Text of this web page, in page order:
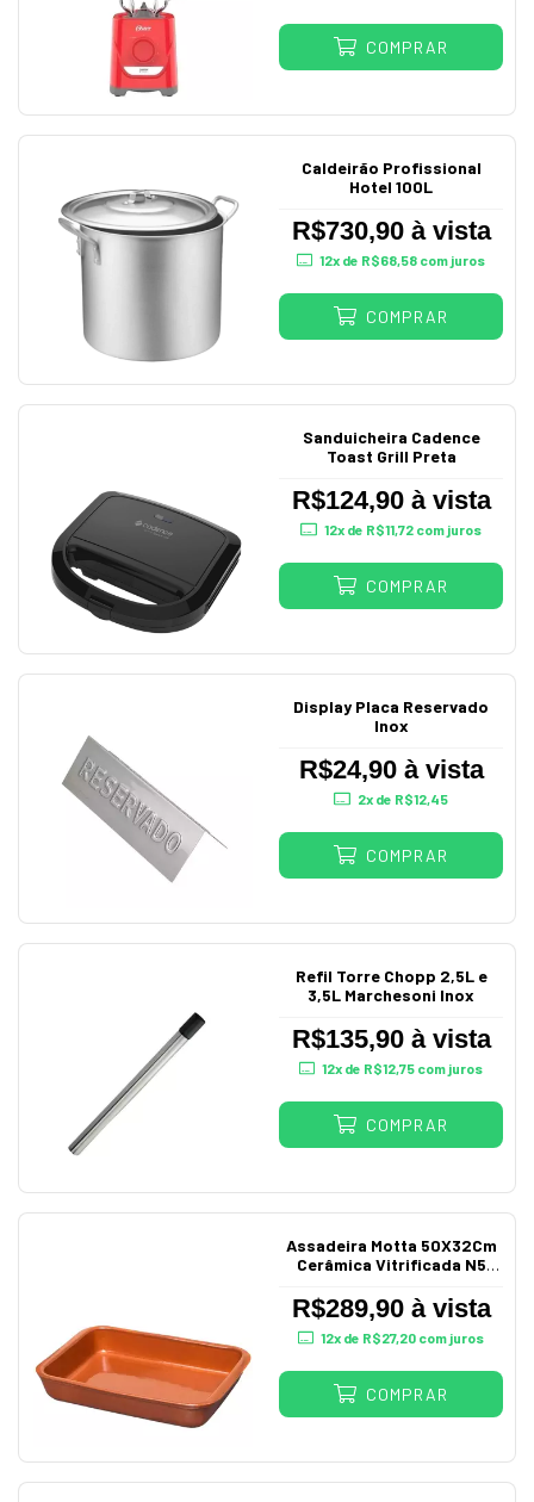
COMPRAR
Caldeirão Profissional
Hotel 100L
R$730,90 à vista
12x de R$68,58 com juros
COMPRAR
Sanduicheira Cadence
Toast Grill Preta
R$124,90 à vista
12x de R$11,72com juros
COMPRAR
Display Placa Reservado
Inox
R$24,90 à vista
2x de R$12,45
COMPRAR
Refil Torre Chopp 2,5L e
3,5L Marchesoni Inox
R$135,90 à vista
12x de R$12,75 com juros
COMPRAR
Assadeira Motta 50X32Cm
Cerâmica Vitrificada N5
R$289,90 à vista
12x de R$27,20 com juros
COMPRAR